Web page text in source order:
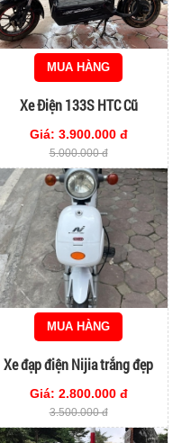
MUA HÀNG
Xe Điện 133S HTC Cũ
Giá: 3.900.000 đ
5.000.000 đ
MUA HÀNG
Xe đạp điện Nijia trắng đẹp
Giá: 2.800.000 đ
3.500.000 đ